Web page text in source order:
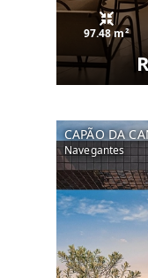
97.48 m²
CAPÃO DA
Navegantes